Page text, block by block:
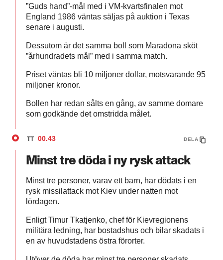
”Guds hand”-mål med i VM-kvartsfinalen mot
England 1986 väntas säljas på auktion i Texas
senare i augusti.
Dessutom är det samma boll som Maradona sköt
”århundradets mål” med i samma match.
Priset väntas bli 10 miljoner dollar, motsvarande 95
miljoner kronor.
Bollen har redan sålts en gång, av samme domare
som godkände det omstridda målet.
TT 00.43 DELA
Minst tre döda i ny rysk attack
Minst tre personer, varav ett barn, har dödats i en
rysk missilattack mot Kiev under natten mot
lördagen.
Enligt Timur Tkatjenko, chef för Kievregionens
militära ledning, har bostadshus och bilar skadats i
en av huvudstadens östra förorter.